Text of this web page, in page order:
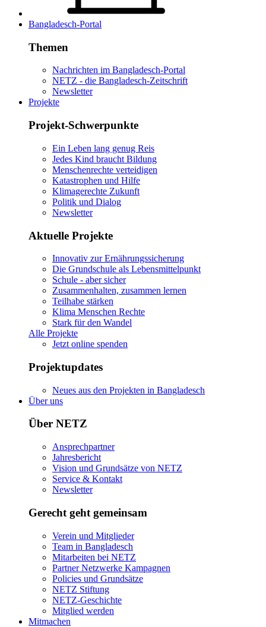
Bangladesch-Portal
Themen
Nachrichten im Bangladesch-Portal
NETZ - die Bangladesch-Zeitschrift
Newsletter
Projekte
Projekt-Schwerpunkte
Ein Leben lang genug Reis
Jedes Kind braucht Bildung
Menschenrechte verteidigen
Katastrophen und Hilfe
Klimagerechte Zukunft
Politik und Dialog
Newsletter
Aktuelle Projekte
Innovativ zur Ernährungssicherung
Die Grundschule als Lebensmittelpunkt
Schule - aber sicher
Zusammenhalten, zusammen lernen
Teilhabe stärken
Klima Menschen Rechte
Stark für den Wandel
Alle Projekte
Jetzt online spenden
Projektupdates
Neues aus den Projekten in Bangladesch
Über uns
Über NETZ
Ansprechpartner
Jahresbericht
Vision und Grundsätze von NETZ
Service & Kontakt
Newsletter
Gerecht geht gemeinsam
Verein und Mitglieder
Team in Bangladesch
Mitarbeiten bei NETZ
Partner Netzwerke Kampagnen
Policies und Grundsätze
NETZ Stiftung
NETZ-Geschichte
Mitglied werden
Mitmachen